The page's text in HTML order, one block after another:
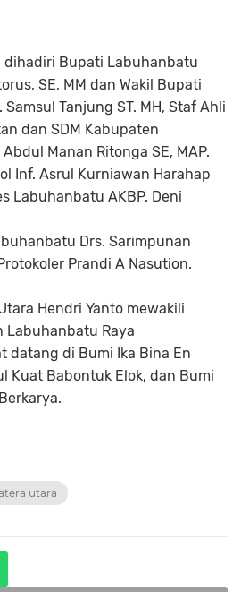
Bupati Labuhanbatu
SE, MM dan Wakil Bupati
Tanjung ST. MH, Staf Ahli
dan SDM Kabupaten
Manan Ritonga SE, MAP.
Inf. Asrul Kurniawan Harahap
Labuhanbatu AKBP. Deni
Drs. Sarimpunan
Prandi A Nasution.
Hendri Yanto mewakili
Raya
datang di Bumi Ika Bina En
Kuat Babontuk Elok, dan Bumi
utara